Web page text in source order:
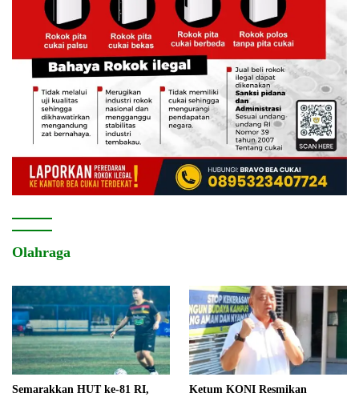
Olahraga
Semarakkan HUT ke-81 RI,
Ketum KONI Resmikan